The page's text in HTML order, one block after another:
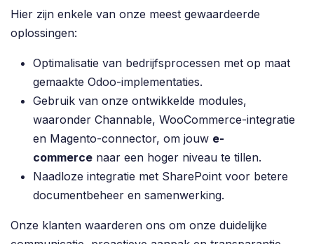
Hier zijn enkele van onze meest gewaardeerde
oplossingen:
Optimalisatie van bedrijfsprocessen met op maat
gemaakte Odoo-implementaties.
Gebruik van onze ontwikkelde modules,
waaronder Channable, WooCommerce-integratie
en Magento-connector, om jouw e-
commerce naar een hoger niveau te tillen.
Naadloze integratie met SharePoint voor betere
documentbeheer en samenwerking.
Onze klanten waarderen ons om onze duidelijke